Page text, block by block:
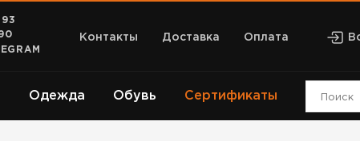
Контакты Доставка Оплата
Одежда Обувь Сертификаты